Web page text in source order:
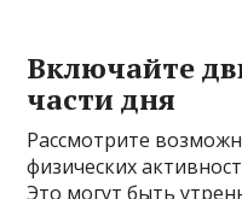
Включайте
части дня
Рассмотрите
физических
Это могут быть